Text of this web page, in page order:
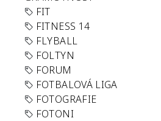
FIT
FITNESS 14
FLYBALL
FOLTYN
FORUM
FOTBALOVÁ LIGA
FOTOGRAFIE
FOTONI